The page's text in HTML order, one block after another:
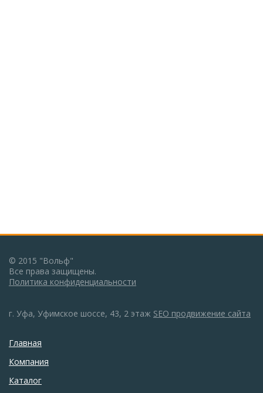
© 2015 "Вольф"
Все права защищены.
Политика конфиденциальности
г. Уфа, Уфимское шоссе, 43, 2 этаж SEO продвижение сайта
Главная
Компания
Каталог